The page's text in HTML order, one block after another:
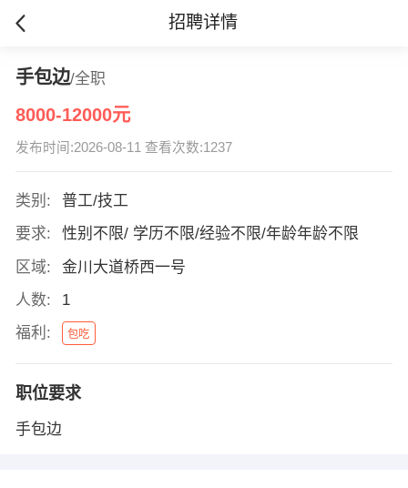
招聘详情
手包边/全职
8000-12000元
发布时间:2026-08-11 查看次数:1237
类别:
普工/技工
要求:
性别不限/ 学历不限/经验不限/年龄年龄不限
区域:
金川大道桥西一号
人数:
1
福利:
包吃
职位要求
手包边